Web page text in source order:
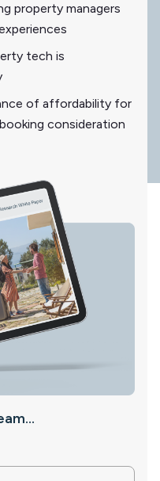
property managers
tech is
of affordability for
consideration